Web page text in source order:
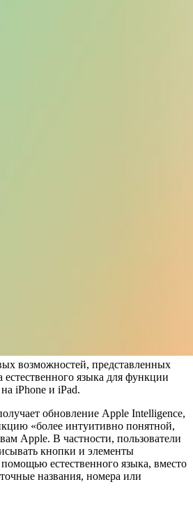
возможностей, представленных
языка для функции
iPhone и iPad.
обновление Apple Intelligence,
«более интуитивно понятной,
Apple. В частности, пользователи
кнопки и элементы
естественного языка, вместо
названия, номера или